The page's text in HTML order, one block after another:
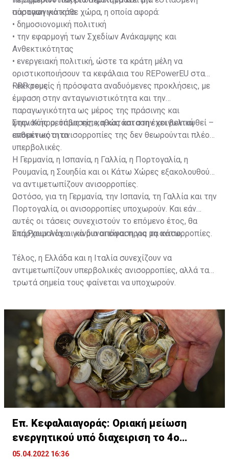
παραγωγικότητα.
σύσταση για κάθε χώρα, η οποία αφορά:
• δημοσιονομική πολιτική
• την εφαρμογή των Σχεδίων Ανάκαμψης και
Ανθεκτικότητας
• ενεργειακή πολιτική, ώστε τα κράτη μέλη να
οριστικοποιήσουν τα κεφάλαια του REPowerEU στα
RRP τους
• εκκρεμείς ή πρόσφατα αναδυόμενες προκλήσεις, με
έμφαση στην ανταγωνιστικότητα και την
παραγωγικότητα ως μέρος της πράσινης και
ψηφιακής μετάβασης, καθώς και στην κοινωνική
ανθεκτικότητα.
Στην Κύπρο, όπως είπε, η κατάσταση έχει βελτιωθεί –
επομένως οι ανισορροπίες της δεν θεωρούνται πλέον
υπερβολικές.
Η Γερμανία, η Ισπανία, η Γαλλία, η Πορτογαλία, η
Ρουμανία, η Σουηδία και οι Κάτω Χώρες εξακολουθούν
να αντιμετωπίζουν ανισορροπίες.
Ωστόσο, για τη Γερμανία, την Ισπανία, τη Γαλλία και την
Πορτογαλία, οι ανισορροπίες υποχωρούν. Και εάν
αυτές οι τάσεις συνεχιστούν το επόμενο έτος, θα
υπάρχουν λόγοι για μια απόφαση για μη ανισορροπίες.
Στη Ρουμανία, οι κίνδυνοι είναι προς τα κάτω.
Τέλος, η Ελλάδα και η Ιταλία συνεχίζουν να
αντιμετωπίζουν υπερβολικές ανισορροπίες, αλλά τα
τρωτά σημεία τους φαίνεται να υποχωρούν.
Επ. Κεφαλαιαγοράς: Οριακή μείωση
ενεργητικού υπό διαχειριση το 4ο
τρίμηνο 2021
05.04.2022 16:36